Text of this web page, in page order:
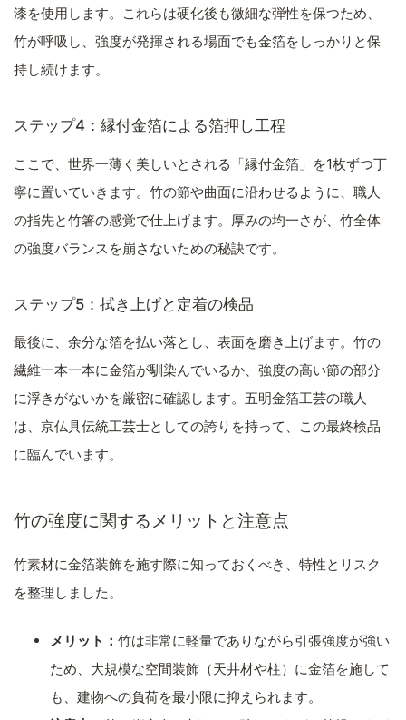
漆を使用します。これらは硬化後も微細な弾性を保つため、
竹が呼吸し、強度が発揮される場面でも金箔をしっかりと保
持し続けます。
ステップ4：縁付金箔による箔押し工程
ここで、世界一薄く美しいとされる「縁付金箔」を1枚ずつ丁
寧に置いていきます。竹の節や曲面に沿わせるように、職人
の指先と竹箸の感覚で仕上げます。厚みの均一さが、竹全体
の強度バランスを崩さないための秘訣です。
ステップ5：拭き上げと定着の検品
最後に、余分な箔を払い落とし、表面を磨き上げます。竹の
繊維一本一本に金箔が馴染んでいるか、強度の高い節の部分
に浮きがないかを厳密に確認します。五明金箔工芸の職人
は、京仏具伝統工芸士としての誇りを持って、この最終検品
に臨んでいます。
竹の強度に関するメリットと注意点
竹素材に金箔装飾を施す際に知っておくべき、特性とリスク
を整理しました。
メリット： 竹は非常に軽量でありながら引張強度が強い
ため、大規模な空間装飾（天井材や柱）に金箔を施して
も、建物への負荷を最小限に抑えられます。